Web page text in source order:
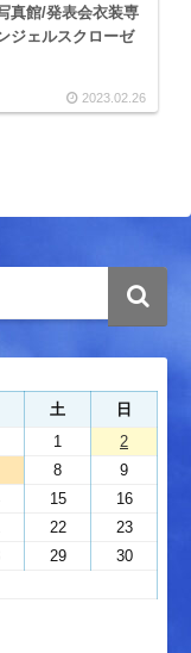
真館/発表会衣装専
ジェルスクローゼ
2023.02.26
土
日
1
2
8
9
15
16
22
23
29
30